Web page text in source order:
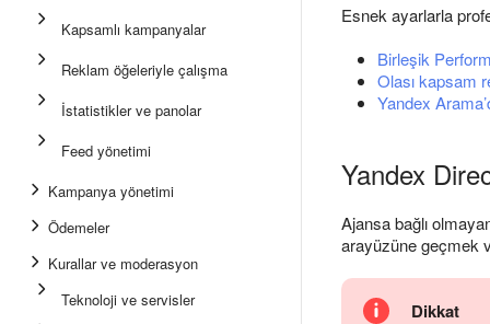
Kapsamlı kampanyalar
Reklam öğeleriyle çalışma
İstatistikler ve panolar
Feed yönetimi
Kampanya yönetimi
Ödemeler
Kurallar ve moderasyon
Teknoloji ve servisler
Esnek ayarlarla
Birleşik
Olası kapsam
Yandex
Yandex
Ajansa bağlı
arayüzüne geçmek
Dikkat